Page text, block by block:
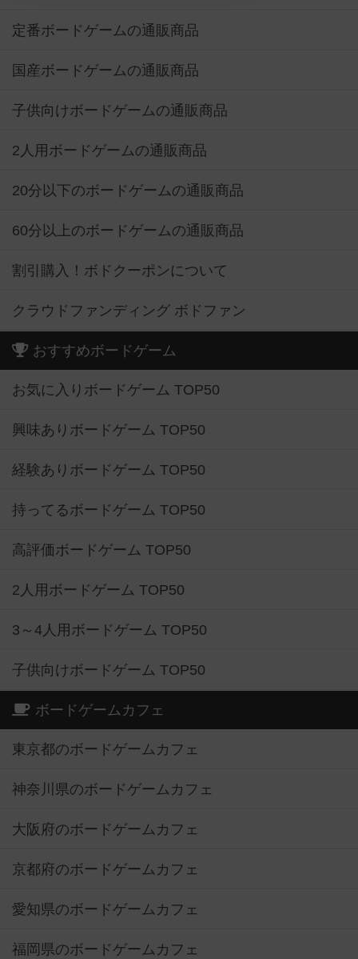
定番ボードゲームの通販商品
国産ボードゲームの通販商品
子供向けボードゲームの通販商品
2人用ボードゲームの通販商品
20分以下のボードゲームの通販商品
60分以上のボードゲームの通販商品
割引購入！ボドクーポンについて
クラウドファンディング ボドファン
おすすめボードゲーム
お気に入りボードゲーム TOP50
興味ありボードゲーム TOP50
経験ありボードゲーム TOP50
持ってるボードゲーム TOP50
高評価ボードゲーム TOP50
2人用ボードゲーム TOP50
3～4人用ボードゲーム TOP50
子供向けボードゲーム TOP50
ボードゲームカフェ
東京都のボードゲームカフェ
神奈川県のボードゲームカフェ
大阪府のボードゲームカフェ
京都府のボードゲームカフェ
愛知県のボードゲームカフェ
福岡県のボードゲームカフェ